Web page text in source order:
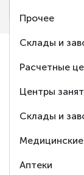
Прочее
Склады и
Расчетные
Центры
Склады и
Аптеки